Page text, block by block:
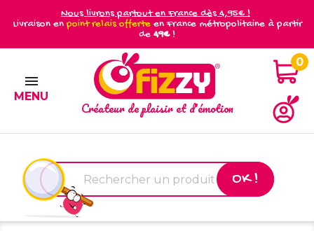
Nous livrons partout en France dès 4,95€ !
Livraison enpoint relais offerteen France métropolitaine à partir
de 49€!

MENU
0
Créateur de plaisir et d'émotion
OK !